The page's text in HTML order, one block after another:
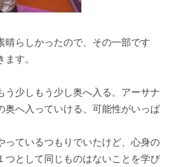
晴らしかったので、その一部です
す。
う少しもう少し奥へ入る。アーサナ
奥へ入っていける、可能性がいっぱ
っているつもりでいたけど、心身の
つとして同じものはないことを学び